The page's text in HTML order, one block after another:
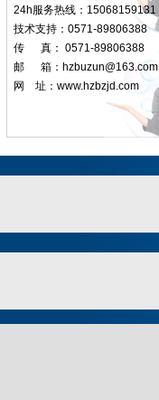
24h服务热线：15068159131
技术支持：0571-89806388
传 真： 0571-89806388
邮 箱： hzbuzun@163.com
网 址： www.hzbzjd.com